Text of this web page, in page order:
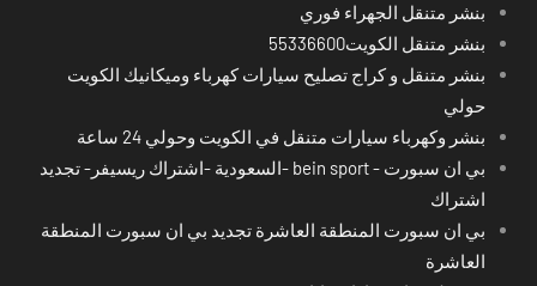
بنشر متنقل الجهراء فوري
بنشر متنقل الكويت55336600
بنشر متنقل و كراج تصليح سيارات كهرباء وميكانيك الكويت
حولي
بنشر وكهرباء سيارات متنقل في الكويت وحولي 24 ساعة
بي ان سبورت - bein sport -السعودية -اشتراك ريسيفر- تجديد
اشتراك
بي ان سبورت المنطقة العاشرة تجديد بي ان سبورت المنطقة
العاشرة